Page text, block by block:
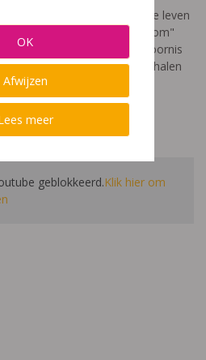
die toont hoe het is om te leven
met als titel: "Ik heet niet dom"
de impact van een leerstoornis
ziet in de klas. Je hoort verhalen
ouders.
geblokkeerd.Klik hier om
OK
Afwijzen
meer